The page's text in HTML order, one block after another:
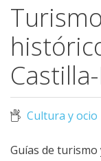
Cultura y ocio
Guías de